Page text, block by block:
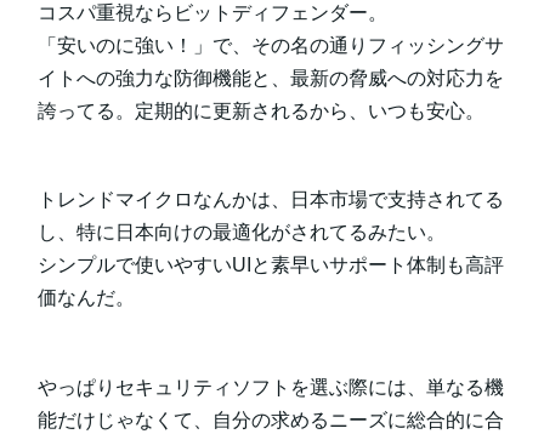
コスパ重視ならビットディフェンダー。
「安いのに強い！」で、その名の通りフィッシングサ
イトへの強力な防御機能と、最新の脅威への対応力を
誇ってる。定期的に更新されるから、いつも安心。
トレンドマイクロなんかは、日本市場で支持されてる
し、特に日本向けの最適化がされてるみたい。
シンプルで使いやすいUIと素早いサポート体制も高評
価なんだ。
やっぱりセキュリティソフトを選ぶ際には、単なる機
能だけじゃなくて、自分の求めるニーズに総合的に合